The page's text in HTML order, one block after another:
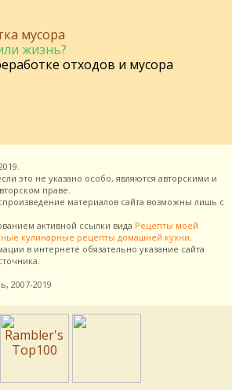
мусора
жизнь?
отходов и мусора
это не указано особо, являются авторскими и
праве.
материалов сайта возможны лишь с
активной ссылки вида Рецепты моей
кулинарные рецепты домашней кухни.
в интернете обязательно указание сайта
2007-2019